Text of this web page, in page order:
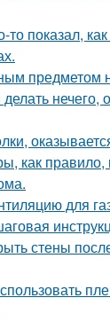
то показал,
предметом
делать
как
для
стены